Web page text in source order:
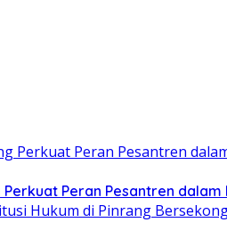
Peran Pesantren